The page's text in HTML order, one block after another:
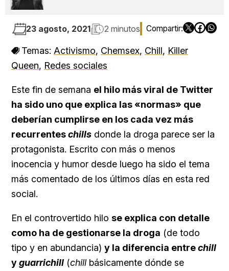
23 agosto, 2021 2 minutos
Temas: Activismo, Chemsex, Chill, Killer
Queen, Redes sociales
Este fin de semana el hilo más viral de Twitter
ha sido uno que explica las «normas» que
deberían cumplirse en los cada vez más
recurrenteschills donde la droga parece ser la
protagonista. Escrito con más o menos
inocencia y humor desde luego ha sido el tema
más comentado de los últimos días en esta red
social.
En el controvertido hilo se explica con detalle
como ha de gestionarse la droga (de todo
tipo y en abundancia) y la diferencia entrechill
yguarrichill (chillbásicamente dónde se